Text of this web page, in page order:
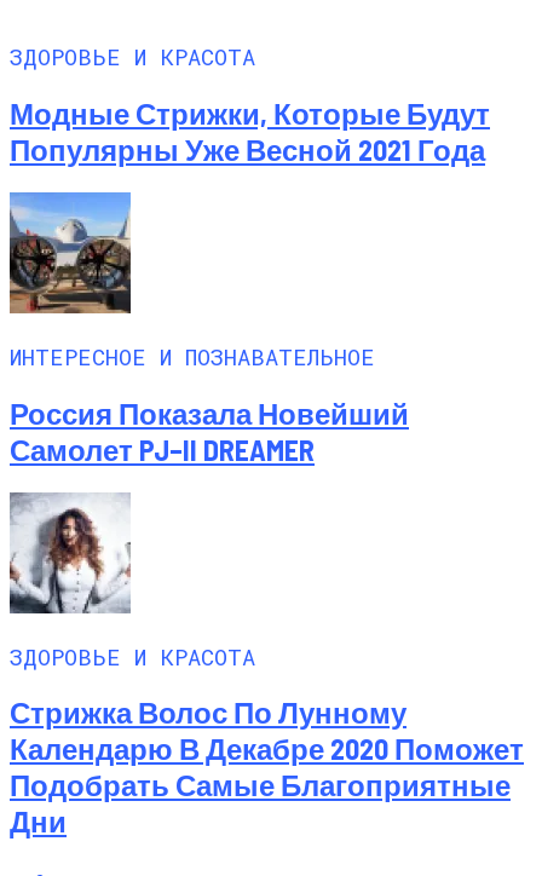
ЗДОРОВЬЕ И КРАСОТА
Модные Стрижки, Которые Будут
Популярны Уже Весной 2021 Года
ИНТЕРЕСНОЕ И ПОЗНАВАТЕЛЬНОЕ
Россия Показала Новейший
Самолет PJ–II DREAMER
ЗДОРОВЬЕ И КРАСОТА
Стрижка Волос По Лунному
Календарю В Декабре 2020 Поможет
Подобрать Самые Благоприятные
Дни